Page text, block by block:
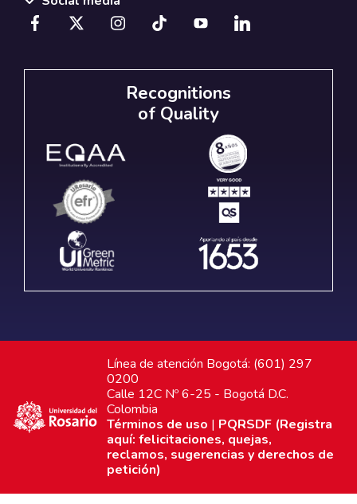
Recognitions
of Quality
Línea de atención Bogotá: (601) 297
0200
Calle 12C Nº 6-25 - Bogotá D.C.
Colombia
Términos de uso | PQRSDF (Registra
aquí: felicitaciones, quejas,
reclamos, sugerencias y derechos de
petición)